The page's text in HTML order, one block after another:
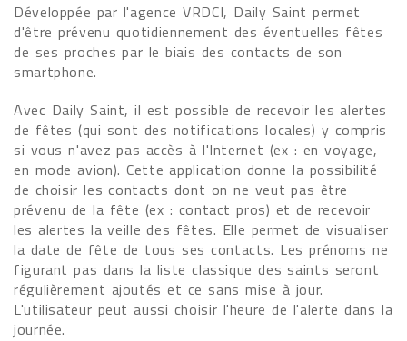
Développée par l'agence VRDCI, Daily Saint permet
d'être prévenu quotidiennement des éventuelles fêtes
de ses proches par le biais des contacts de son
smartphone.
Avec Daily Saint, il est possible de recevoir les alertes
de fêtes (qui sont des notifications locales) y compris
si vous n'avez pas accès à l'Internet (ex : en voyage,
en mode avion). Cette application donne la possibilité
de choisir les contacts dont on ne veut pas être
prévenu de la fête (ex : contact pros) et de recevoir
les alertes la veille des fêtes. Elle permet de visualiser
la date de fête de tous ses contacts. Les prénoms ne
figurant pas dans la liste classique des saints seront
régulièrement ajoutés et ce sans mise à jour.
L'utilisateur peut aussi choisir l'heure de l'alerte dans la
journée.